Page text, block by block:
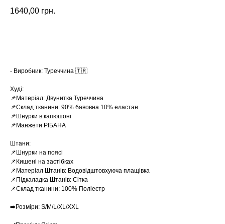
1640,00 грн.
- Виробник: Туреччина 🇹🇷
Худі:
📌Матеріал: Двунитка Туреччина
📌Склад тканини: 90% бавовна 10% еластан
📌Шнурки в капюшоні
📌Манжети РІБАНА
Штани:
📌Шнурки на поясі
📌Кишені на застібках
📌Матеріал Штанів: Водовідштовхуюча плащівка
📌Підкаладка Штанів: Сітка
📌Склад тканини: 100% Поліестр
➡️Розміри: S/M/L/XL/XXL